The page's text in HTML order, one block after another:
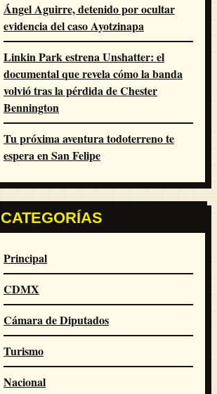
Ángel Aguirre, detenido por ocultar
evidencia del caso Ayotzinapa
Linkin Park estrena Unshatter: el
documental que revela cómo la banda
volvió tras la pérdida de Chester
Bennington
Tu próxima aventura todoterreno te
espera en San Felipe
CATEGORÍAS
Principal
CDMX
Cámara de Diputados
Turismo
Nacional